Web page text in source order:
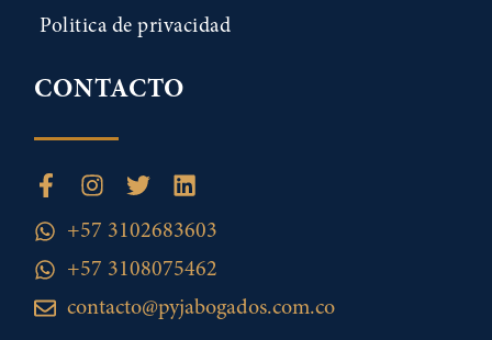
Politica de privacidad
CONTACTO
+57 3102683603
+57 3108075462
contacto@pyjabogados.com.co